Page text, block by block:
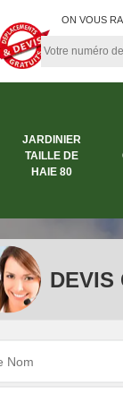
ON VOUS
JARDINIER
TAILLE DE
HAIE 80
Entreprise
DEVIS